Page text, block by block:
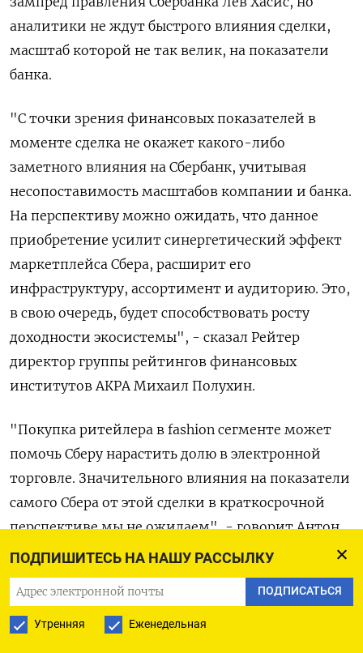
ПОДПИШИТЕСЬ НА НАШУ РАССЫЛКУ
ПОДПИСАТЬСЯ
Утренняя Еженедельная
аналитики не ждут быстрого влияния сделки,
масштаб которой не так велик, на показатели
банка.
"С точки зрения финансовых показателей в
моменте сделка не окажет какого-либо
заметного влияния на Сбербанк, учитывая
несопоставимость масштабов компании и банка.
На перспективу можно ожидать, что данное
приобретение усилит синергетический эффект
маркетплейса Сбера, расширит его
инфраструктуру, ассортимент и аудиторию. Это,
в свою очередь, будет способствовать росту
доходности экосистемы", - сказал Рейтер
директор группы рейтингов финансовых
институтов АКРА Михаил Полухин.
"Покупка ритейлера в fashion сегменте может
помочь Сберу нарастить долю в электронной
торговле. Значительного влияния на показатели
самого Сбера от этой сделки в краткосрочной
перспективе мы не ожидаем", - говорит Антон
Лопатин, старший директор банковской
аналитической команды Fitch Ratings.
Оценивая сотрудничество ритейлера и